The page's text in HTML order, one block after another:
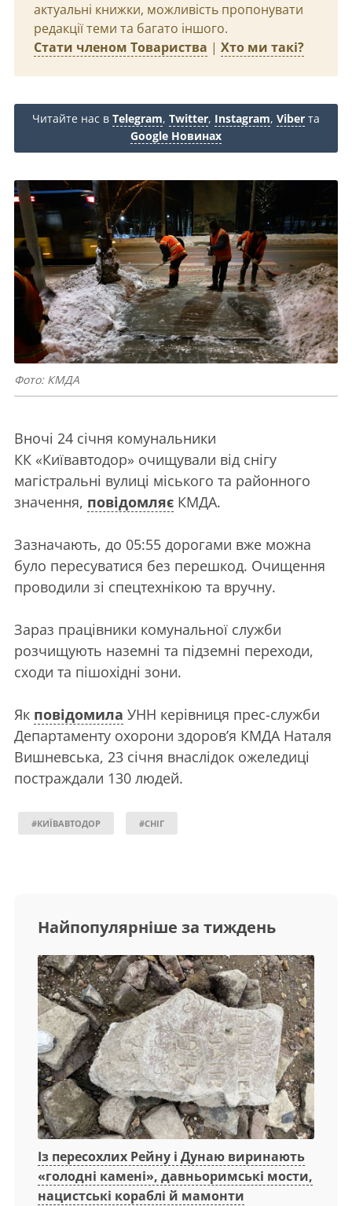
актуальні книжки, можливість пропонувати
редакції теми та багато іншого.
Стати членом Товариства | Хто ми такі?
Читайте нас в Telegram, Twitter, Instagram, Viber та
Google Новинах
Фото: КМДА
Вночі 24 січня комунальники
КК «Київавтодор» очищували від снігу
магістральні вулиці міського та районного
значення, повідомляє КМДА.
Зазначають, до 05:55 дорогами вже можна
було пересуватися без перешкод. Очищення
проводили зі спецтехнікою та вручну.
Зараз працівники комунальної служби
розчищують наземні та підземні переходи,
сходи та пішохідні зони.
Як повідомила УНН керівниця прес-служби
Департаменту охорони здоров’я КМДА Наталя
Вишневська, 23 січня внаслідок ожеледиці
постраждали 130 людей.
#КИЇВАВТОДОР #СНІГ
Найпопулярніше за тиждень
Із пересохлих Рейну і Дунаю виринають
«голодні камені», давньоримські мости,
нацистські кораблі й мамонти